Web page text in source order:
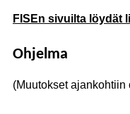
FISEn sivuilta löydät
Ohjelma
(Muutokset